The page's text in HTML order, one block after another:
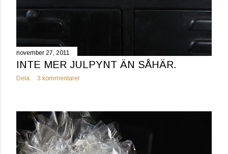
november 27, 2011
INTE MER JULPYNT ÄN SÅHÄR.
Dela 3 kommentarer